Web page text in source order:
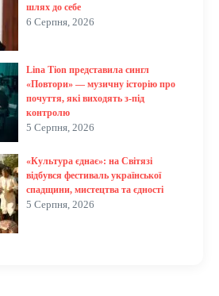
шлях до себе
6 Серпня, 2026
Lina Tion представила сингл
«Повтори» — музичну історію про
почуття, які виходять з-під
контролю
5 Серпня, 2026
«Культура єднає»: на Світязі
відбувся фестиваль української
спадщини, мистецтва та єдності
5 Серпня, 2026